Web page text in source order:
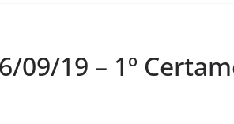
09/19 – 1º